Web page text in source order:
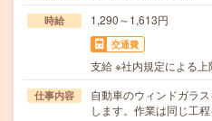
時給 1,290～1,613円
交通費
支給 ※社内規定による上
仕事内容
自動車のウィンドガラ
します。作業は同じ工